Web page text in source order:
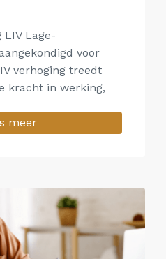
LIV Lage-
voor
verhoging treedt
kracht in werking,
meer